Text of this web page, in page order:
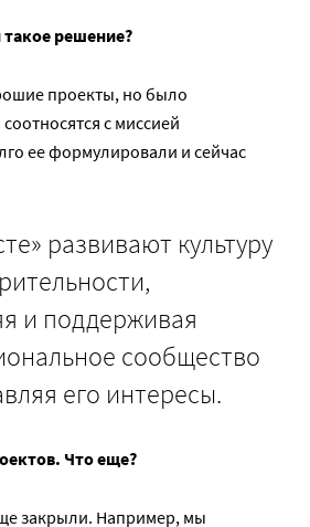
решение?
проекты, но было
с миссией
ее формулировали и сейчас
развивают культуру
и поддерживая
сообщество
его интересы.
Что еще?
закрыли. Например, мы